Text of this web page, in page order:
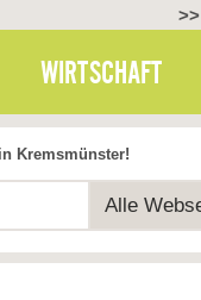
WIRTSCHAFT
Alle
Kremsmünster!